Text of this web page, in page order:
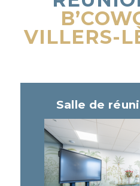
VILLERS-
Salle de